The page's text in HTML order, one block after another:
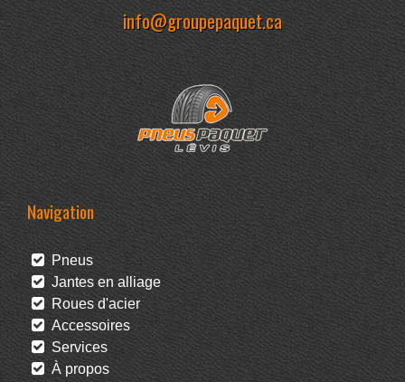
info@groupepaquet.ca
Navigation
Pneus
Jantes en alliage
Roues d'acier
Accessoires
Services
À propos